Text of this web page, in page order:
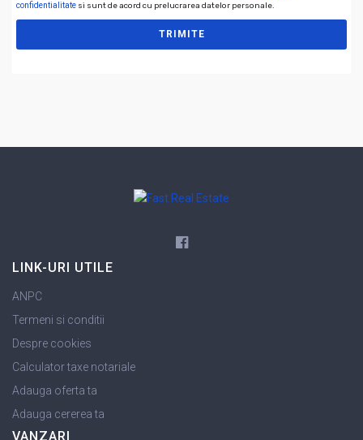
confidentialitate si sunt de acord cu prelucrarea datelor personale.
TRIMITE
LINK-URI UTILE
ANPC
Termeni si conditii
Despre cookies
Calculator taxe notariale
Adauga oferta ta
Adauga cererea ta
VANZARI